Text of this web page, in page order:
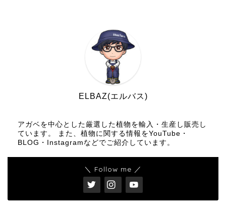
ELBAZ(エルバス)
アガベを中心とした厳選した植物を輸入・生産し販売し
ています。 また、植物に関する情報をYouTube・
BLOG・Instagramなどでご紹介しています。
＼ Follow me ／